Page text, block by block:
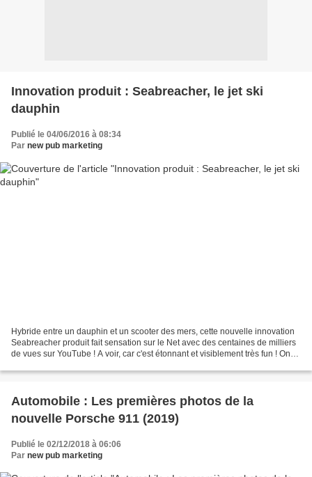
Innovation produit : Seabreacher, le jet ski
dauphin
Publié le 04/06/2016 à 08:34
Par new pub marketing
Hybride entre un dauphin et un scooter des mers, cette nouvelle innovation
Seabreacher produit fait sensation sur le Net avec des centaines de milliers
de vues sur YouTube ! A voir, car c'est étonnant et ​visiblement très fun ! On
Automobile : Les premières photos de la
nouvelle Porsche 911 (2019)
Publié le 02/12/2018 à 06:06
Par new pub marketing